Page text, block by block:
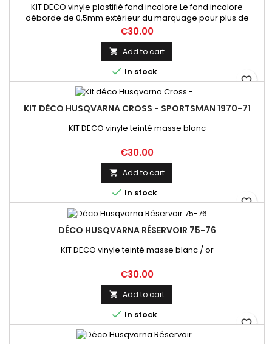
KIT DECO vinyle plastifié fond incolore Le fond incolore
déborde de 0,5mm extérieur du marquage pour plus de
tenue
Price
€30.00
 Add to cart
 In stock
favorite_border
KIT DÉCO HUSQVARNA CROSS - SPORTSMAN 1970-71
KIT DECO vinyle teinté masse blanc
Price
€30.00
 Add to cart
 In stock
favorite_border
DÉCO HUSQVARNA RÉSERVOIR 75-76
KIT DECO vinyle teinté masse blanc / or
Price
€30.00
 Add to cart
 In stock
favorite_border